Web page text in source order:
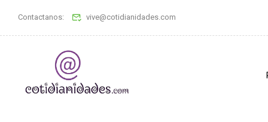
Contactanos: vive@cotidianidades.com